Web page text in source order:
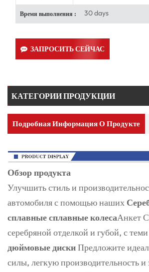
Время выполнения : 30 days
ЗАПРОСИТЬ СЕЙЧАС
КАТЕГОРИИ ПРОДУКЦИИ
Подробная Информация О Продукте
Обзор продукта
Улучшить стиль и
автомобиля с помощью наших
сплавные сплавные колесаАнкет С
серебряной отделкой и губой, с теми
дюймовые дискиПредложите
силы, легкую производительность и